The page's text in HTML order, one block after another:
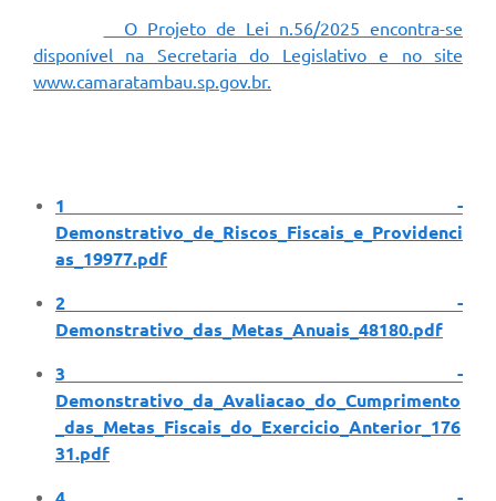
O Projeto de Lei n.56/2025 encontra-se
disponível na Secretaria do Legislativo e no site
www.camaratambau.sp.gov.br.
1 -
Demonstrativo_de_Riscos_Fiscais_e_Providenci
as_19977.pdf
2 -
Demonstrativo_das_Metas_Anuais_48180.pdf
3 -
Demonstrativo_da_Avaliacao_do_Cumprimento
_das_Metas_Fiscais_do_Exercicio_Anterior_176
31.pdf